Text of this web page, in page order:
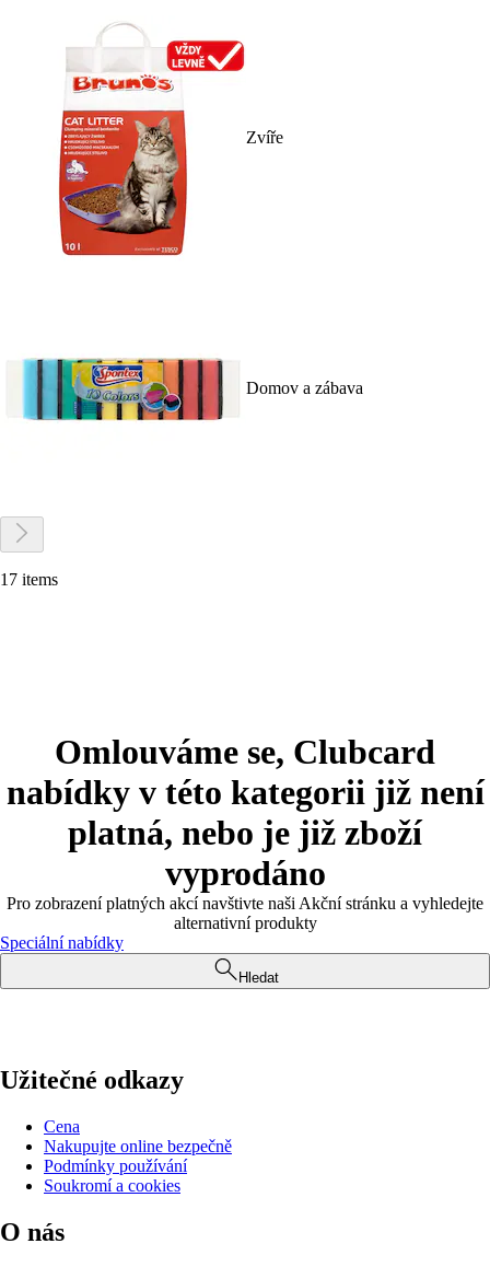
Zvíře
Domov a zábava
17 items
Omlouváme se, Clubcard
nabídky v této kategorii již není
platná, nebo je již zboží
vyprodáno
Pro zobrazení platných akcí navštivte naši Akční stránku a vyhledejte
alternativní produkty
Speciální nabídky
Hledat
Užitečné odkazy
Cena
Nakupujte online bezpečně
Podmínky používání
Soukromí a cookies
O nás